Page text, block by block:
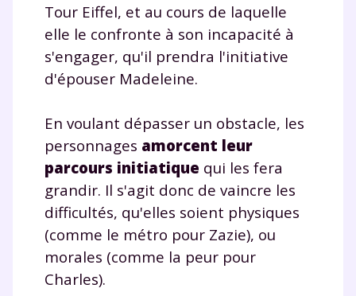
Tour Eiffel, et au cours de laquelle
elle le confronte à son incapacité à
s'engager, qu'il prendra l'initiative
d'épouser Madeleine.
En voulant dépasser un obstacle, les
personnages amorcent leur
parcours initiatique qui les fera
grandir. Il s'agit donc de vaincre les
difficultés, qu'elles soient physiques
(comme le métro pour Zazie), ou
morales (comme la peur pour
Charles).
Tout le programme scolaire du CP à
la Terminale
Des profs expérimentés disponibles
à la demande par tchat, audio ou
vidéo
TESTER GRATUITEMENT
* Votre code d'accès sera envoyé à cette adresse e-mail. En
renseignant votre e-mail, vous consentez à ce que vos
données à caractère personnel soient traitées par SEJER, sous
la marque myMaxicours, afin que SEJER puisse vous donner
accès au service de soutien scolaire pendant 24h. Pour en
savoir plus sur la gestion de vos données personnelles et